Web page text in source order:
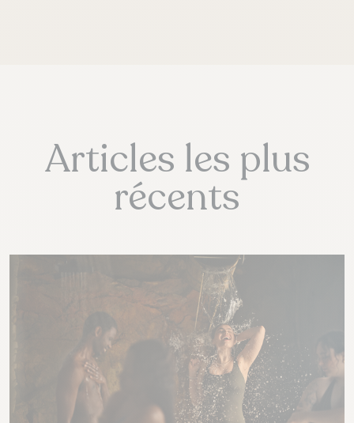
Articles les plus
récents